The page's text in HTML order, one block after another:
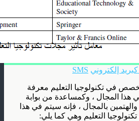
إلكتروني SMS
في تكنولوجيا التعليم معرفة
هذا المجال ، وكمساعدة من بوابة
والهتمين بالمجال ، فإنه سيتم في هذا
التعليم وهي كما يلي: